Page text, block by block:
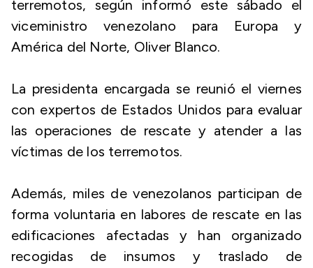
terremotos, según informó este sábado el
viceministro venezolano para Europa y
América del Norte, Oliver Blanco.
La presidenta encargada se reunió el viernes
con expertos de Estados Unidos para evaluar
las operaciones de rescate y atender a las
víctimas de los terremotos.
Además, miles de venezolanos participan de
forma voluntaria en labores de rescate en las
edificaciones afectadas y han organizado
recogidas de insumos y traslado de